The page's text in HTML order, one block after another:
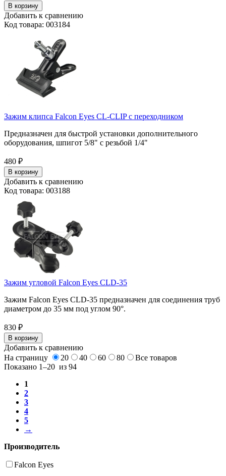
В корзину
Добавить к сравнению
Код товара: 003184
Зажим клипса Falcon Eyes CL-CLIP c переходником
Предназначен для быстрой установки дополнительного
оборудования, шпигот 5/8" с резьбой 1/4"
480 ₽
В корзину
Добавить к сравнению
Код товара: 003188
Зажим угловой Falcon Eyes CLD-35
Зажим Falcon Eyes CLD-35 предназначен для соединения труб
диаметром до 35 мм под углом 90°.
830 ₽
В корзину
Добавить к сравнению
На страницу
20 40 60 80 Все товаров
Показано 1–20 из 94
1
2
3
4
5
→
Производитель
Falcon Eyes